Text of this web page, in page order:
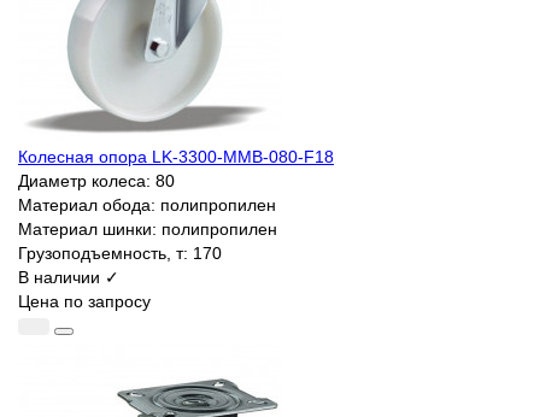
Колесная опора LK-3300-MMB-080-F18
Диаметр колеса: 80
Материал обода: полипропилен
Материал шинки: полипропилен
Грузоподъемность, т: 170
В наличии ✓
Цена по запросу